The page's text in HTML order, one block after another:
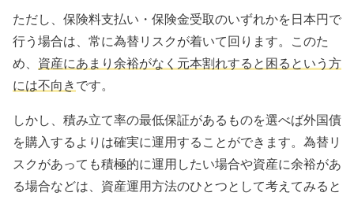
ただし、保険料支払い・保険金受取のいずれかを日本円で
行う場合は、常に為替リスクが着いて回ります。このた
め、 資産にあまり余裕がなく元本割れすると困るという方
には不向き です。
しかし、積み立て率の最低保証があるものを選べば外国債
を購入するよりは確実に運用することができます。為替リ
スクがあっても積極的に運用したい場合や資産に余裕があ
る場合などは、資産運用方法のひとつとして考えてみると